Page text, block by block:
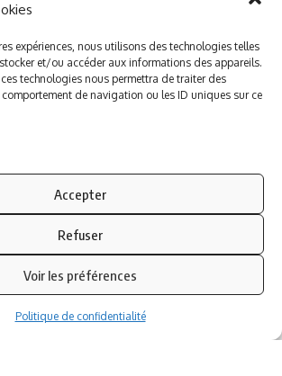
expériences, nous utilisons des technologies telles
et/ou accéder aux informations des appareils.
technologies nous permettra de traiter des
de navigation ou les ID uniques sur ce
Accepter
Refuser
Voir les préférences
Politique de confidentialité
ludoviales